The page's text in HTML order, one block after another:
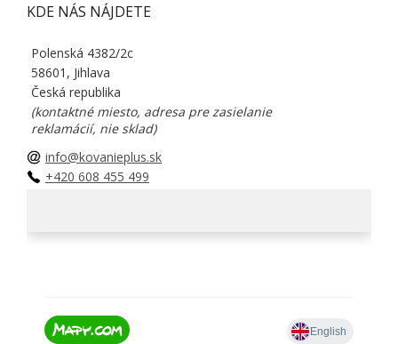
KDE NÁS NÁJDETE
Polenská 4382/2c
58601, Jihlava
Česká republika
(kontaktné miesto, adresa pre zasielanie
reklamácií, nie sklad)
info@kovanieplus.sk
+420 608 455 499